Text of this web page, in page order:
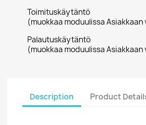
Toimituskäytäntö
(muokkaa moduulissa
Palautuskäytäntö
(muokkaa moduulissa
Description Product